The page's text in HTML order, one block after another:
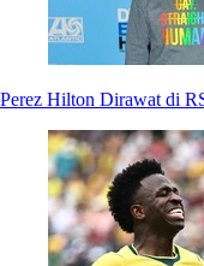
Perez Hilton Dirawat di